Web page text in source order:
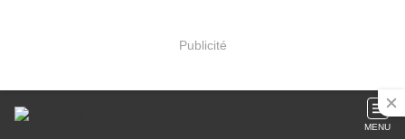
Publicité
MENU